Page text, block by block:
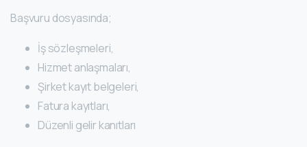
Başvuru dosyasında;
İş sözleşmeleri,
Hizmet anlaşmaları,
Şirket kayıt belgeleri,
Fatura kayıtları,
Düzenli gelir kanıtları